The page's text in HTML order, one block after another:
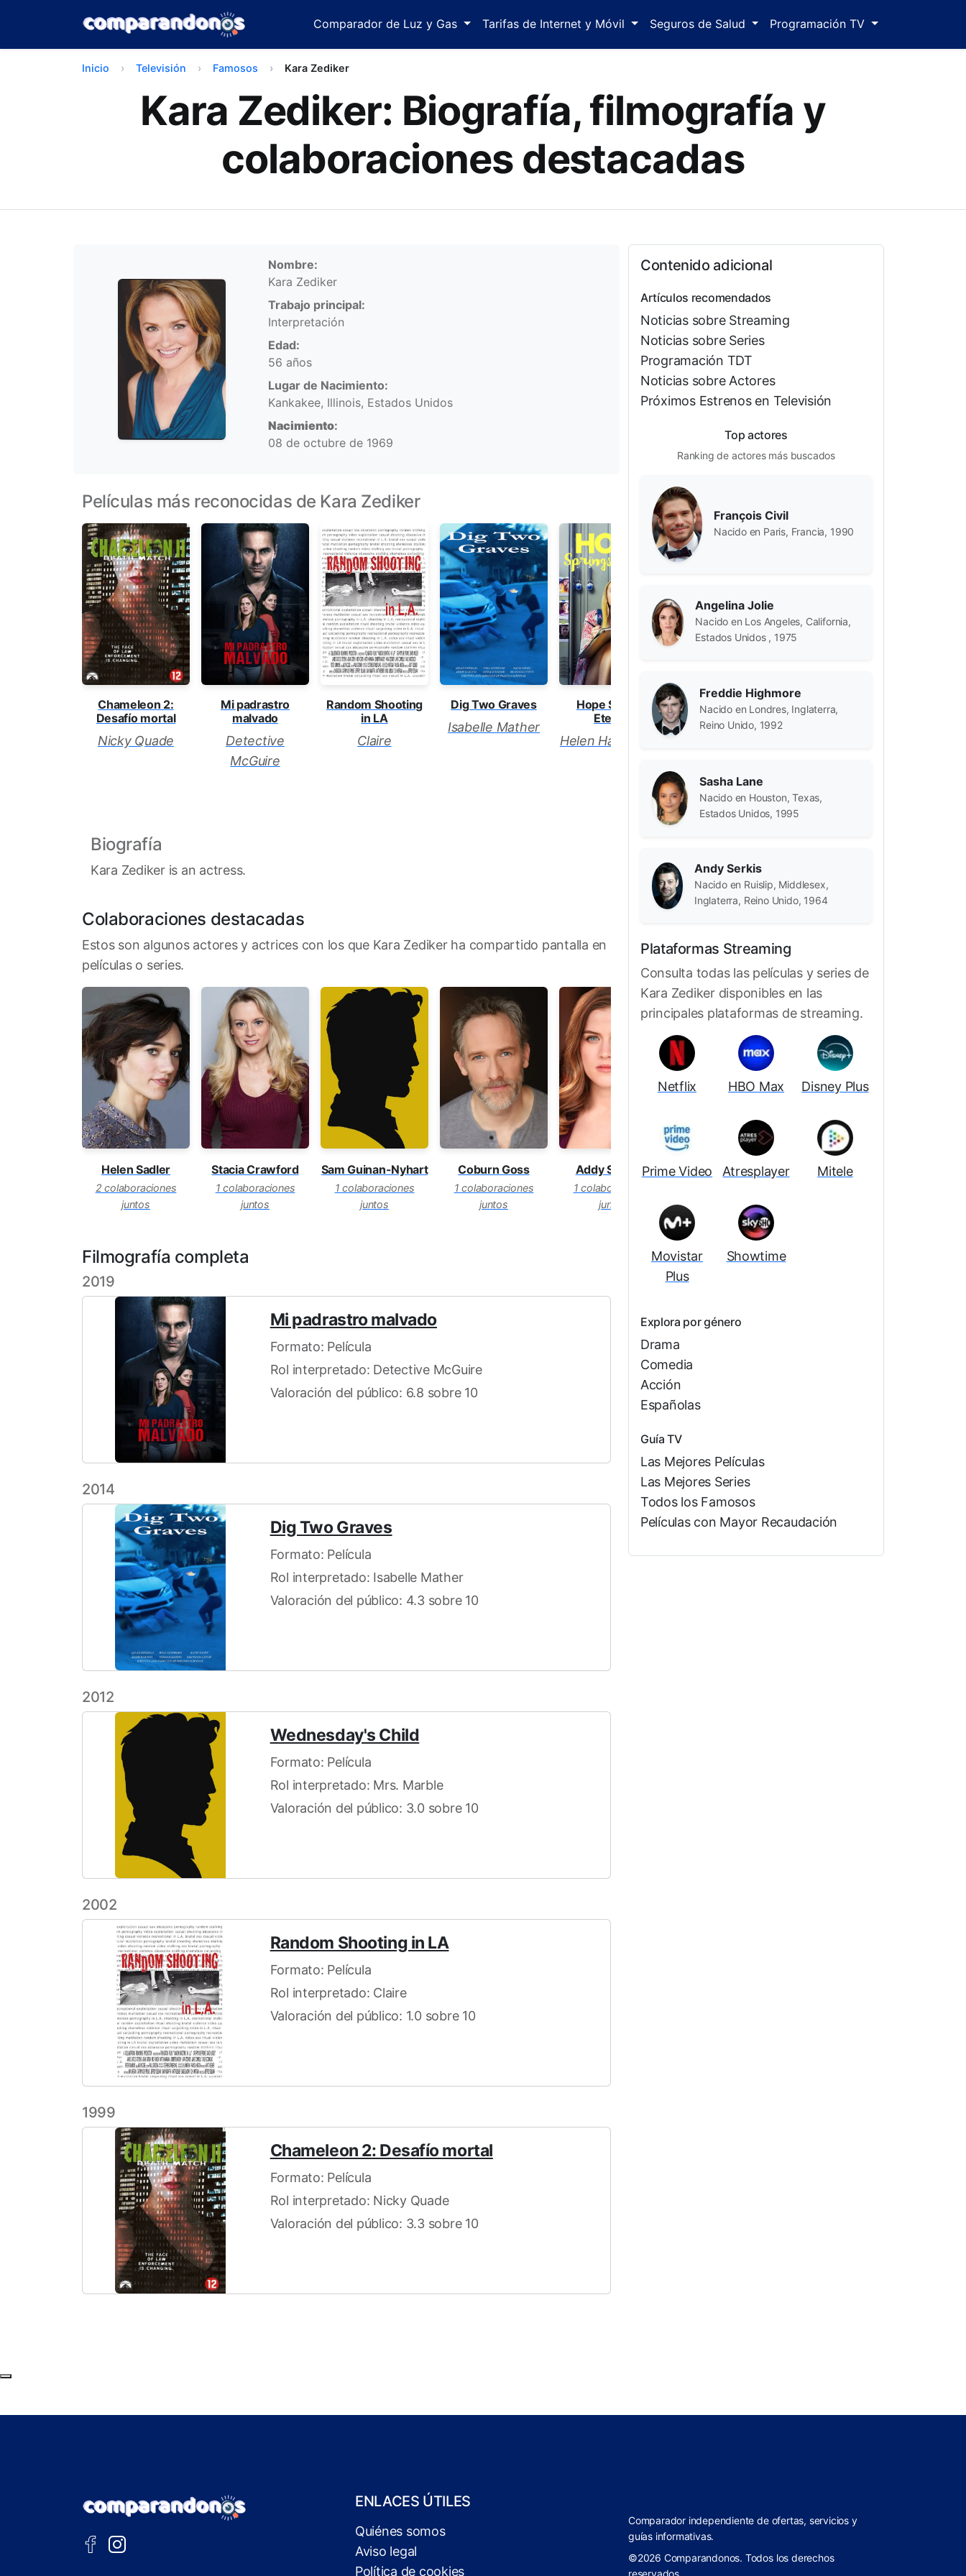
Comparador de Luz y Gas Tarifas de Internet y Móvil Seguros de Salud Programación TV
Inicio Televisión Famosos Kara Zediker
Kara Zediker: Biografía, filmografía y
colaboraciones destacadas
Información personal
Nombre:
Kara Zediker
Trabajo principal:
Interpretación
Edad:
56 años
Lugar de Nacimiento:
Kankakee, Illinois, Estados Unidos
Nacimiento:
08 de octubre de 1969
Películas más reconocidas de Kara Zediker
Chameleon 2:
Desafío mortal
Nicky Quade
Mi padrastro
malvado
Detective
McGuire
Random Shooting
in LA
Claire
Dig Two Graves
Isabelle Mather
Hope Springs
Eternal
Helen Handleman
Biografía
Kara Zediker is an actress.
Colaboraciones destacadas
Estos son algunos actores y actrices con los que Kara Zediker ha compartido pantalla en
películas o series.
Helen Sadler
2 colaboraciones
juntos
Stacia Crawford
1 colaboraciones
juntos
Sam Guinan-Nyhart
1 colaboraciones
juntos
Coburn Goss
1 colaboraciones
juntos
Addy Stafford
1 colaboraciones
juntos
Jennifer Lafleur Cherish Lee
Filmografía completa
2019
Mi padrastro malvado
Formato: Película
Rol interpretado: Detective McGuire
Valoración del público: 6.8 sobre 10
2014
Dig Two Graves
Formato: Película
Rol interpretado: Isabelle Mather
Valoración del público: 4.3 sobre 10
2012
Wednesday's Child
Formato: Película
Rol interpretado: Mrs. Marble
Valoración del público: 3.0 sobre 10
2002
Random Shooting in LA
Formato: Película
Rol interpretado: Claire
Valoración del público: 1.0 sobre 10
1999
Chameleon 2: Desafío mortal
Formato: Película
Rol interpretado: Nicky Quade
Valoración del público: 3.3 sobre 10
Contenido adicional
Artículos recomendados
Noticias sobre Streaming
Noticias sobre Series
Programación TDT
Noticias sobre Actores
Próximos Estrenos en Televisión
Top actores
Ranking de actores más buscados
François Civil
Nacido en Paris, Francia, 1990
Angelina Jolie
Nacido en Los Angeles, California,
Estados Unidos , 1975
Freddie Highmore
Nacido en Londres, Inglaterra,
Reino Unido, 1992
Sasha Lane
Nacido en Houston, Texas,
Estados Unidos, 1995
Andy Serkis
Nacido en Ruislip, Middlesex,
Inglaterra, Reino Unido, 1964
Plataformas Streaming
Consulta todas las películas y series de
Kara Zediker disponibles en las
principales plataformas de streaming.
Netflix HBO Max Disney Plus
Prime Video Atresplayer Mitele
Movistar
Plus
Showtime
Explora por género
Drama
Comedia
Acción
Españolas
Guía TV
Las Mejores Películas
Las Mejores Series
Todos los Famosos
Películas con Mayor Recaudación
ENLACES ÚTILES
Quiénes somos
Aviso legal
Política de cookies
Comparador independiente de ofertas, servicios y
guías informativas.
©2026 Comparandonos. Todos los derechos
reservados.